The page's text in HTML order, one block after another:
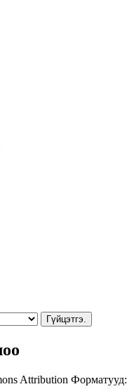
Гүйцэтгэ.
Attribution Форматууд: